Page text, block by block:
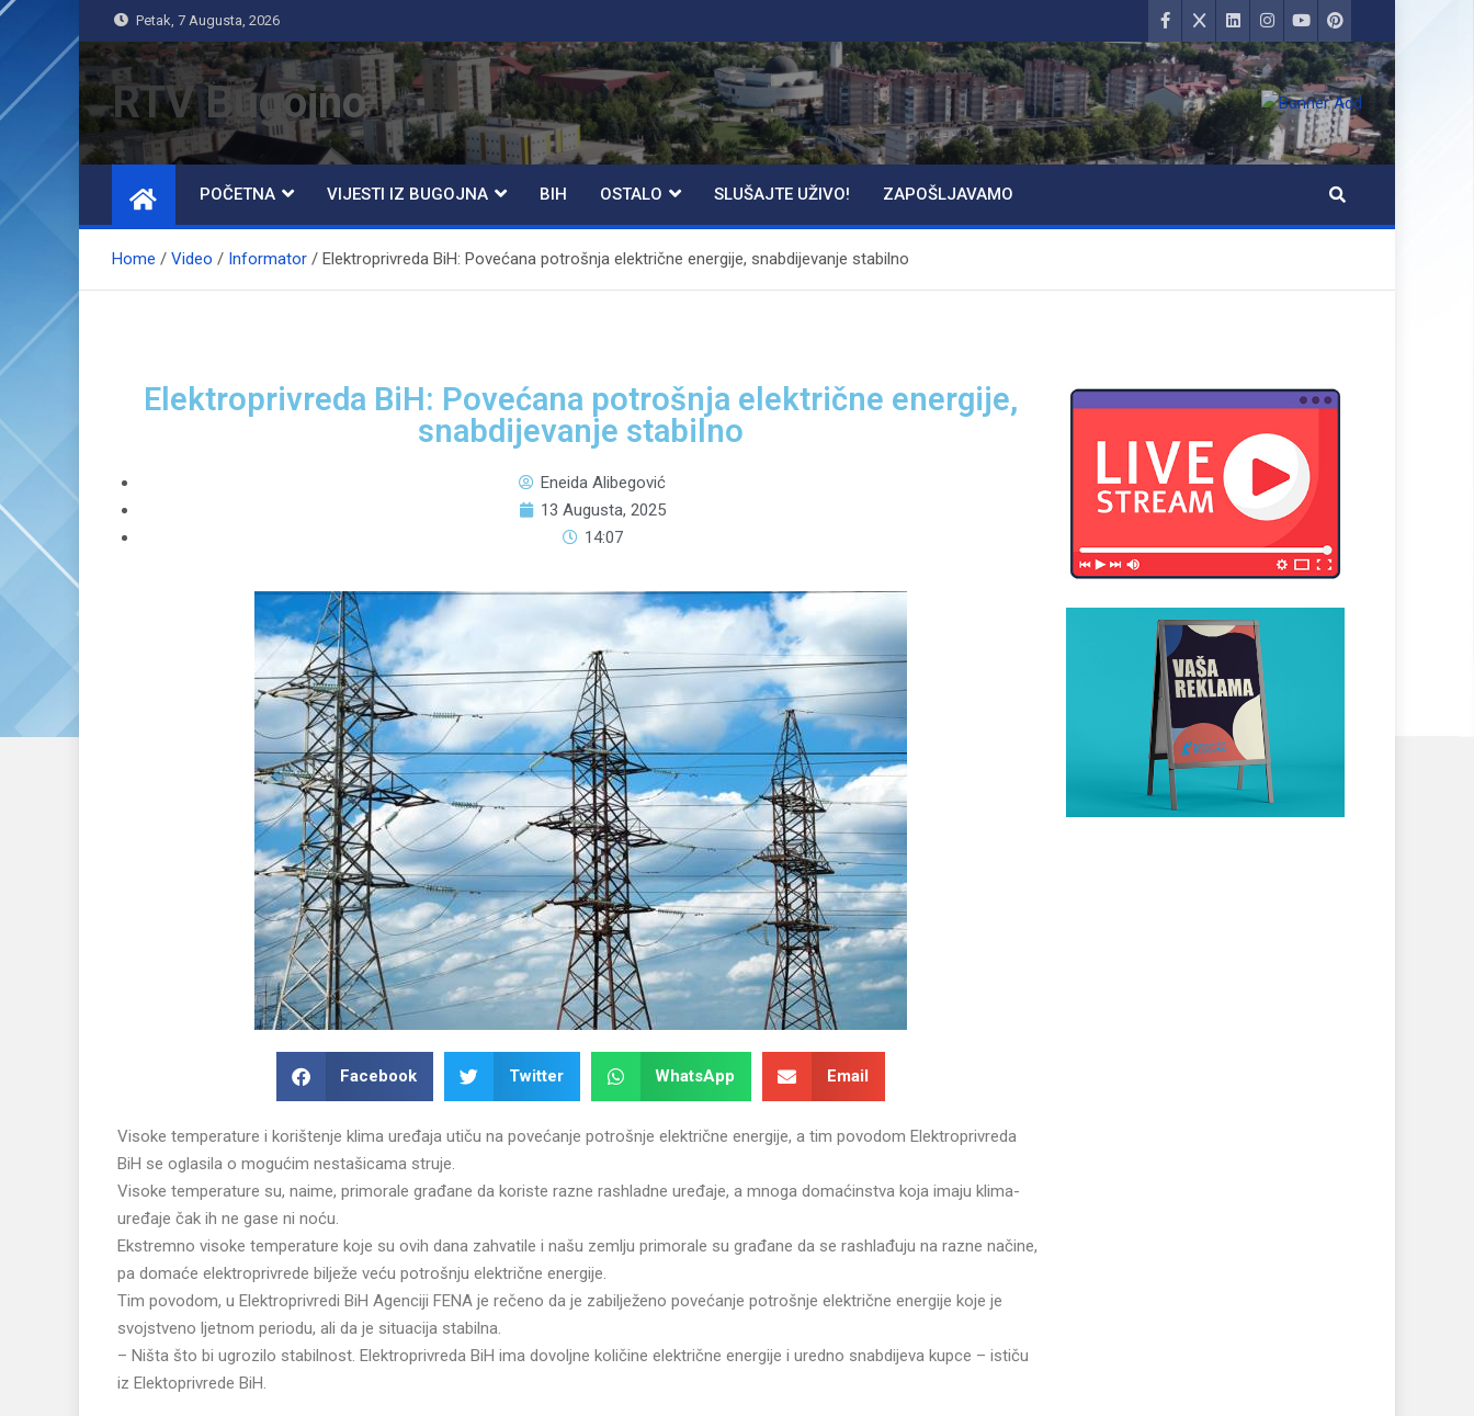
Petak, 7 Augusta, 2026
RTV Bugojno
POČETNA VIJESTI IZ BUGOJNA BIH OSTALO SLUŠAJTE UŽIVO! ZAPOŠLJAVAMO
Home Video Informator Elektroprivreda BiH: Povećana potrošnja električne energije, snabdijevanje stabilno
Elektroprivreda BiH: Povećana potrošnja električne energije,
snabdijevanje stabilno
Eneida Alibegović
13 Augusta, 2025
14:07
Facebook Twitter WhatsApp Email
Visoke temperature i korištenje klima uređaja utiču na povećanje potrošnje električne energije, a tim povodom Elektroprivreda
BiH se oglasila o mogućim nestašicama struje.
Visoke temperature su, naime, primorale građane da koriste razne rashladne uređaje, a mnoga domaćinstva koja imaju klima-
uređaje čak ih ne gase ni noću.
Ekstremno visoke temperature koje su ovih dana zahvatile i našu zemlju primorale su građane da se rashlađuju na razne načine,
pa domaće elektroprivrede bilježe veću potrošnju električne energije.
Tim povodom, u Elektroprivredi BiH Agenciji FENA je rečeno da je zabilježeno povećanje potrošnje električne energije koje je
svojstveno ljetnom periodu, ali da je situacija stabilna.
– Ništa što bi ugrozilo stabilnost. Elektroprivreda BiH ima dovoljne količine električne energije i uredno snabdijeva kupce – ističu
iz Elektoprivrede BiH.